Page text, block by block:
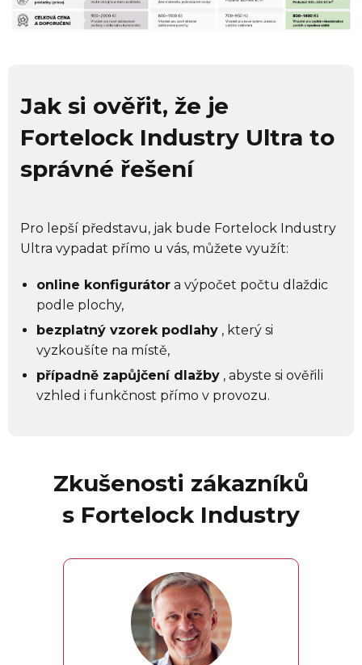
Jak si ověřit, že je
Fortelock Industry Ultra to
správné řešení
Pro lepší představu, jak bude Fortelock Industry
Ultra vypadat přímo u vás, můžete využít:
online konfigurátor a výpočet počtu dlaždic
podle plochy,
bezplatný vzorek podlahy , který si
vyzkoušíte na místě,
případně zapůjčení dlažby , abyste si ověřili
vzhled i funkčnost přímo v provozu.
Zkušenosti zákazníků
s Fortelock Industry